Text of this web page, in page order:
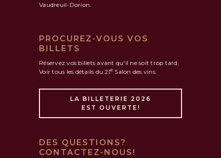
Vaudreuil-Dorion.
PROCUREZ-VOUS VOS
BILLETS
Réservez vos billets avant qu'il ne soit trop tard.
Voir tous les détails du 21e Salon des vins.
LA BILLETERIE 2026
EST OUVERTE!
DES QUESTIONS?
CONTACTEZ-NOUS!